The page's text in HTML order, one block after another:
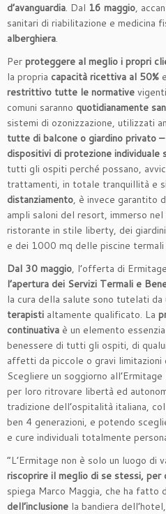
d’avanguardia. Dal 16 maggio,
sanitari di riabilitazione e medicina
alberghiera.
Per proteggere al meglio i propri
la propria capacità ricettiva al 50%
restrittivo tutte le normative
comuni saranno quotidianamente
sistemi di ozonizzazione, utilizzati
tutte di balcone o giardino privato –
dispositivi di protezione individuale
tutti gli ospiti perché possano,
trattamenti, in totale tranquillità e
distanziamento, è invece garantito
ampli saloni del resort, immerso
ristorante in stile liberty, dei
e dei 1000 mq delle piscine
Dal 30 maggio, l’offerta di
l’apertura dei Servizi Termali e
la cura della salute sono tutelati da
terapisti altamente qualificato. La
continuativa è un elemento
benessere di tutti gli ospiti, di
affetti da piccole o gravi limitazioni
Scegliere un soggiorno
per loro ritrovare libertà ed
tradizione dell’ospitalità italiana,
ben 4 generazioni, e potendo
e cure individuali totalmente
“L’Ermitage non è solo un luogo di
riscoprire il meglio di se stessi, per
spiega Marco Maggia, che ha fatto
dell’inclusione la bandiera